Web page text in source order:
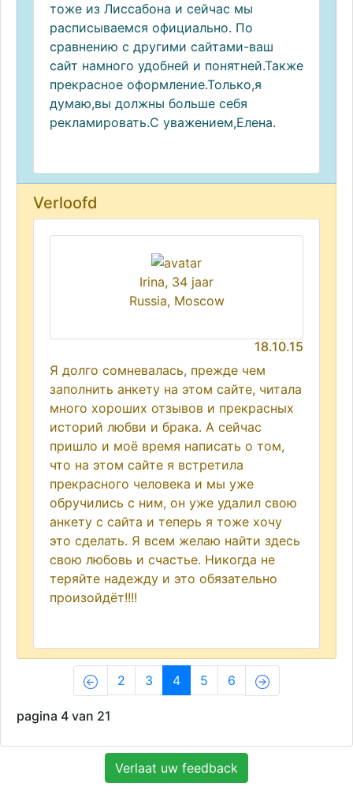
тоже из Лиссабона и сейчас мы
расписываемся официально. По
сравнению с другими сайтами-ваш
сайт намного удобней и понятней.Также
прекрасное оформление.Только,я
думаю,вы должны больше себя
рекламировать.С уважением,Елена.
Verloofd
Irina, 34 jaar
Russia, Moscow
18.10.15
Я долго сомневалась, прежде чем
заполнить анкету на этом сайте, читала
много хороших отзывов и прекрасных
историй любви и брака. А сейчас
пришло и моё время написать о том,
что на этом сайте я встретила
прекрасного человека и мы уже
обручились с ним, он уже удалил свою
анкету с сайта и теперь я тоже хочу
это сделать. Я всем желаю найти здесь
свою любовь и счастье. Никогда не
теряйте надежду и это обязательно
произойдёт!!!!
2 3 4(current)
5 6
pagina 4 van 21
Verlaat uw feedback